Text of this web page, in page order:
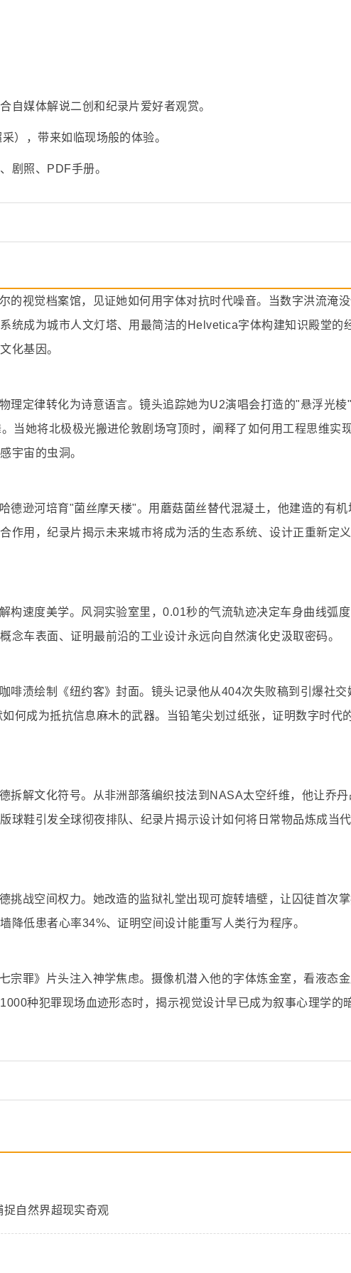
自媒体解说二创和纪录片爱好者观赏。
），带来如临现场般的体验。
剧照、PDF手册。
的视觉档案馆，见证她如何用字体对抗时代噪音。当数字洪流淹
统成为城市人文灯塔、用最简洁的Helvetica字体构建知识殿堂的
化基因。
理定律转化为诗意语言。镜头追踪她为U2演唱会打造的"悬浮光棱
当她将北极极光搬进伦敦剧场穹顶时，阐释了如何用工程思维实
宇宙的虫洞。
德逊河培育"菌丝摩天楼"。用蘑菇菌丝替代混凝土，他建造的有机
作用，纪录片揭示未来城市将成为活的生态系统、设计正重新定
构速度美学。风洞实验室里，0.01秒的气流轨迹决定车身曲线弧
念车表面、证明最前沿的工业设计永远向自然演化史汲取密码。
啡渍绘制《纽约客》封面。镜头记录他从404次失败稿到引爆社交
何成为抵抗信息麻木的武器。当铅笔尖划过纸张，证明数字时代
拆解文化符号。从非洲部落编织技法到NASA太空纤维，他让乔丹
球鞋引发全球彻夜排队、纪录片揭示设计如何将日常物品炼成当
挑战空间权力。她改造的监狱礼堂出现可旋转墙壁，让囚徒首次
降低患者心率34%、证明空间设计能重写人类行为程序。
宗罪》片头注入神学焦虑。摄像机潜入他的字体炼金室，看液态
种犯罪现场血迹形态时，揭示视觉设计早已成为叙事心理学的
捉自然界超现实奇观